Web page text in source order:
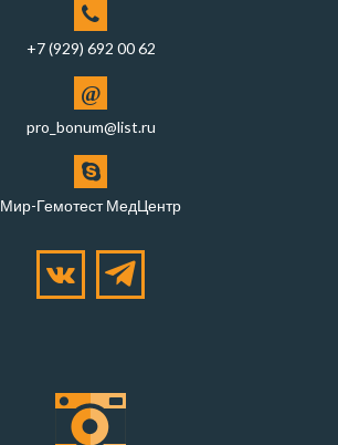
+7 (929) 692 00 62
@
pro_bonum@list.ru
Мир-Гемотест МедЦентр